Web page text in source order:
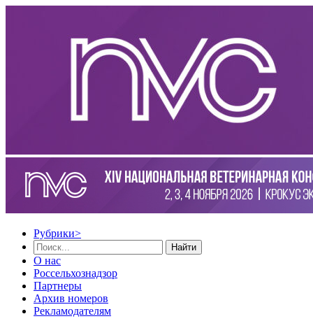
Рубрики>
Найти
О нас
Россельхознадзор
Партнеры
Архив номеров
Рекламодателям